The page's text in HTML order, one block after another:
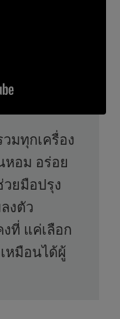
มทุกเครื่อง
หอม อร่อย
ยมือปรุง
งตัว
ที่ แค่เลือก
หมือนได้ผู้